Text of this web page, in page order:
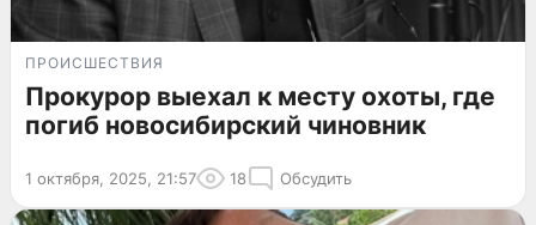
ПРОИСШЕСТВИЯ
Прокурор выехал к месту охоты, где
погиб новосибирский чиновник
1 октября, 2025, 21:57 18 Обсудить